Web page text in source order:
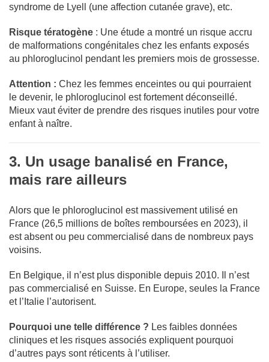
syndrome de Lyell (une affection cutanée grave), etc.
Risque tératogène : Une étude a montré un risque accru
de malformations congénitales chez les enfants exposés
au phloroglucinol pendant les premiers mois de grossesse.
Attention : Chez les femmes enceintes ou qui pourraient
le devenir, le phloroglucinol est fortement déconseillé.
Mieux vaut éviter de prendre des risques inutiles pour votre
enfant à naître.
3. Un usage banalisé en France,
mais rare ailleurs
Alors que le phloroglucinol est massivement utilisé en
France (26,5 millions de boîtes remboursées en 2023), il
est absent ou peu commercialisé dans de nombreux pays
voisins.
En Belgique, il n’est plus disponible depuis 2010. Il n’est
pas commercialisé en Suisse. En Europe, seules la France
et l’Italie l’autorisent.
Pourquoi une telle différence ? Les faibles données
cliniques et les risques associés expliquent pourquoi
d’autres pays sont réticents à l’utiliser.